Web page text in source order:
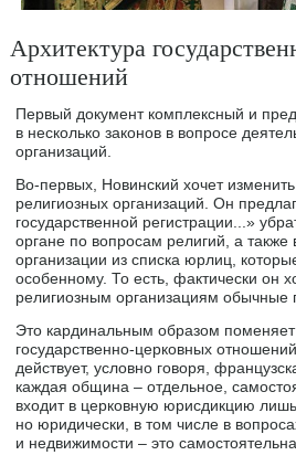
Архитектура
отношений
Первый документ комплексный и
в несколько законов в вопросе
организаций.
Во-первых, Новинский хочет
религиозных организаций. Он
государственной регистрации...»
органе по вопросам религий, а также
организации из списка юрлиц,
особенному. То есть, фактически он
религиозным организациям обычные
Это кардинальным образом поменяет
государственно-церковных
действует, условно говоря,
каждая община ‒ отдельное,
входит в церковную юрисдикцию
но юридически, в том числе в
и недвижимости ‒ это